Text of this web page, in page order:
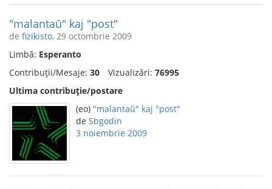
"malantaŭ" kaj "post"
de fizikisto, 29 octombrie 2009
Limbă: Esperanto
Contribuții/Mesaje: 30 Vizualizări: 76995
Ultima contribuție/postare
(eo) "malantaŭ" kaj "post"
de Sbgodin
3 noiembrie 2009